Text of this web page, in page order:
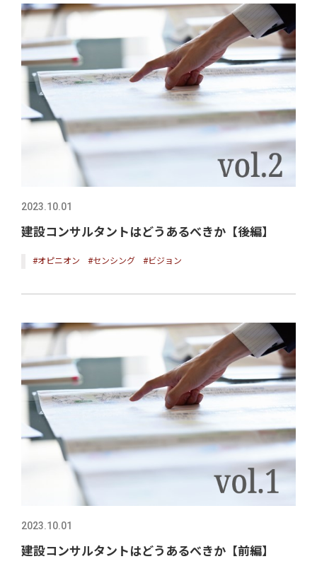
2023.10.01
建設コンサルタントはどうあるべきか【後編】
#オピニオン #センシング #ビジョン
2023.10.01
建設コンサルタントはどうあるべきか【前編】